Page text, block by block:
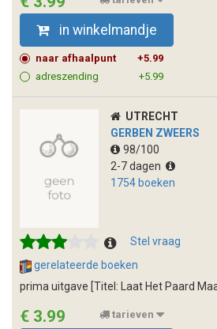
in winkelmandje
naar afhaalpunt
+5.99
adreszending
+5.99
UTRECHT
GERBEN ZWEERS
98/100
2-7 dagen
1754 boeken
Stel vraag
gerelateerde boeken
prima uitgave [Titel: Laat Het Paard
€ 3.99 tarieven